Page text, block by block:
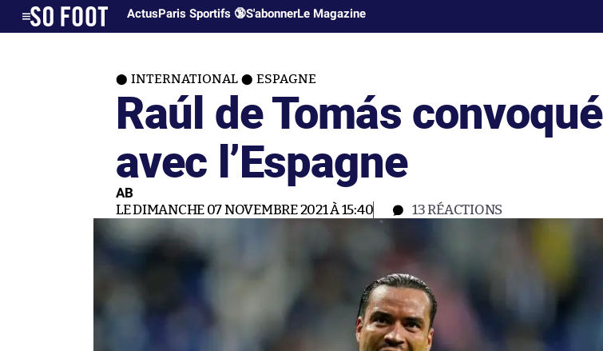
ActusParis Sportifs 🔞S'abonnerLe Magazine
INTERNATIONAL ESPAGNE
Raúl de Tomás convoqué
avec l’Espagne
AB
LE DIMANCHE 07 NOVEMBRE 2021 À 15:40 13RÉACTIONS